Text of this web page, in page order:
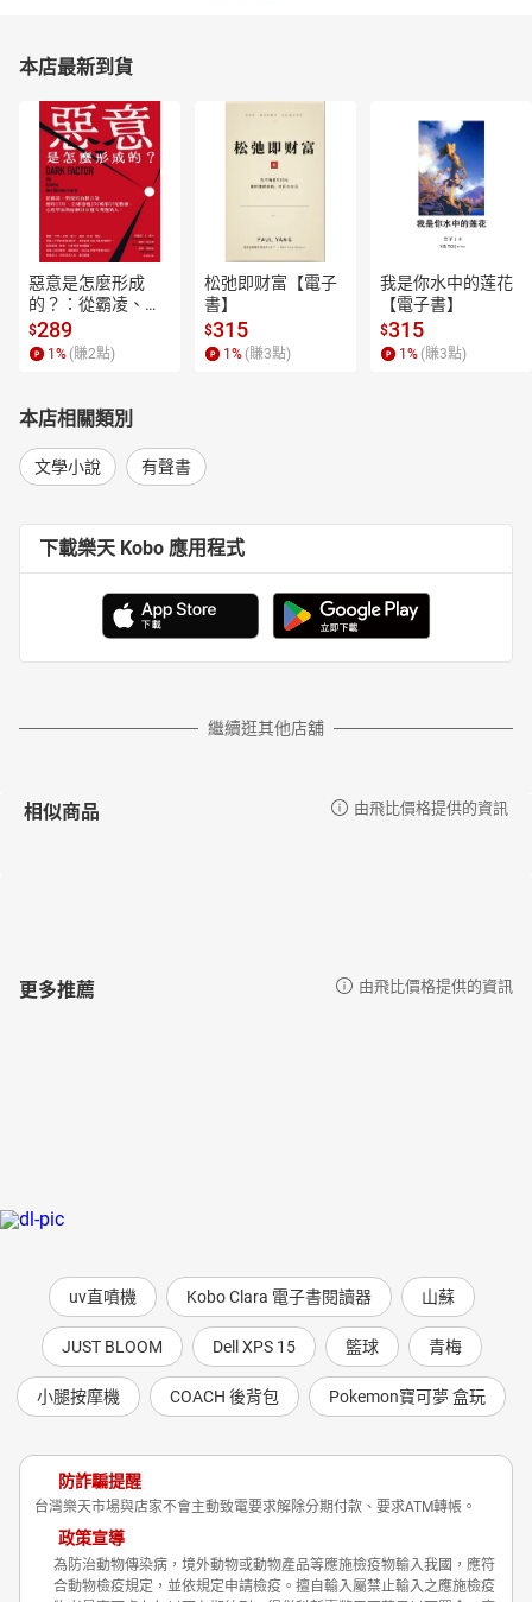
本店最新到貨
惡意是怎麼形成
的？：從霸凌、劈
腿到仇恨言論，歷
時15年、全球超過
250萬筆研究數
揪出身邊有問題的
人！【電子書】
$289
1 % (賺2點)
松弛即财富【電子
書】
$315
1 % (賺3點)
我是你水中的莲花
【電子書】
$315
1 % (賺3點)
本店相關類別
文學小說 有聲書
下載樂天 Kobo 應用程式
繼續逛其他店舖
相似商品 由飛比價格提供的資訊
更多推薦 由飛比價格提供的資訊
uv直噴機 Kobo Clara 電子書閱讀器 山蘇
JUST BLOOM Dell XPS 15 籃球 青梅
小腿按摩機 COACH 後背包 Pokemon寶可夢 盒玩
防詐騙提醒
台灣樂天市場與店家不會主動致電要求解除分期付款、要求ATM轉帳。
政策宣導
為防治動物傳染病，境外動物或動物產品等應施檢疫物輸入我國，應符
合動物檢疫規定，並依規定申請檢疫。擅自輸入屬禁止輸入之應施檢疫